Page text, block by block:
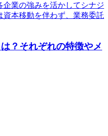
企業の強みを活かしてシナジ
本移動を伴わず、業務委託
？それぞれの特徴やメ